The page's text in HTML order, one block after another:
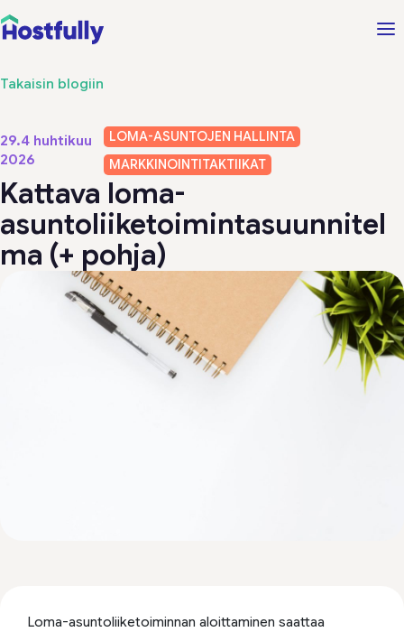
Takaisin blogiin
29.4 huhtikuu
2026
LOMA-ASUNTOJEN HALLINTA
MARKKINOINTITAKTIIKAT
Kattava loma-
asuntoliiketoimintasuunnitel
ma (+ pohja)
Loma-asuntoliiketoiminnan aloittaminen saattaa